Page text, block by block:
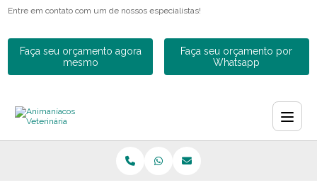
Entre em contato com um de nossos especialistas!
Faça seu orçamento agora
mesmo
Faça seu orçamento por
Whatsapp